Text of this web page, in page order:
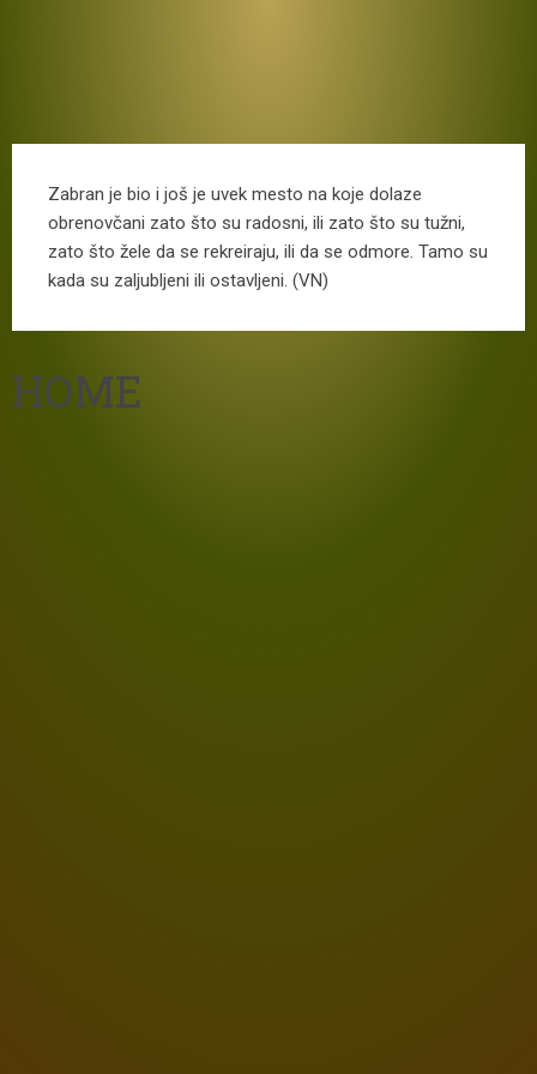
Zabran je bio i još je uvek mesto na koje dolaze
obrenovčani zato što su radosni, ili zato što su tužni,
zato što žele da se rekreiraju, ili da se odmore. Tamo su
kada su zaljubljeni ili ostavljeni. (VN)
HOME